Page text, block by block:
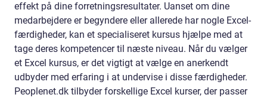
effekt på dine forretningsresultater. Uanset om dine
medarbejdere er begyndere eller allerede har nogle Excel-
færdigheder, kan et specialiseret kursus hjælpe med at
tage deres kompetencer til næste niveau. Når du vælger
et Excel kursus, er det vigtigt at vælge en anerkendt
udbyder med erfaring i at undervise i disse færdigheder.
Peoplenet.dk tilbyder forskellige Excel kurser, der passer